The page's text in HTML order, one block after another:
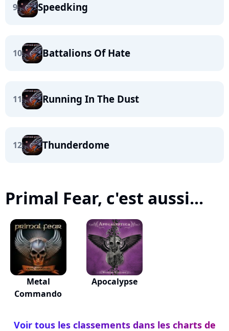
9 Speedking
10 Battalions Of Hate
11 Running In The Dust
12 Thunderdome
Primal Fear, c'est aussi...
Metal
Commando
Apocalypse
Voir tous les classements dans les charts de